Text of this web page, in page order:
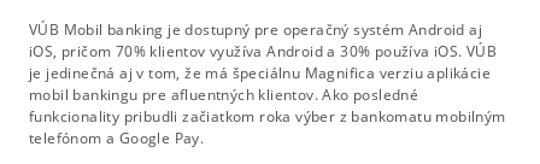
VÚB Mobil banking je dostupný pre operačný systém Android aj
iOS, pričom 70% klientov využíva Android a 30% používa iOS. VÚB
je jedinečná aj v tom, že má špeciálnu Magnifica verziu aplikácie
mobil bankingu pre afluentných klientov. Ako posledné
funkcionality pribudli začiatkom roka výber z bankomatu mobilným
telefónom a Google Pay.